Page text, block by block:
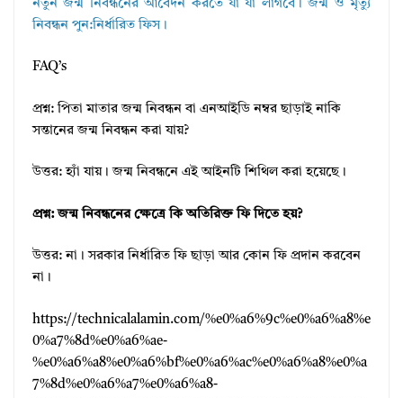
নতুন জন্ম নিবন্ধনের আবেদন করতে যা যা লাগবে।
জন্ম ও মৃত্যু
নিবন্ধন পুন:নির্ধারিত ফিস।
FAQ’s
প্রশ্ন: পিতা মাতার জন্ম নিবন্ধন বা এনআইডি নম্বর ছাড়াই নাকি
সন্তানের জন্ম নিবন্ধন করা যায়?
উত্তর: হ্যাঁ যায়। জন্ম নিবন্ধনে এই আইনটি শিথিল করা হয়েছে।
প্রশ্ন: জন্ম নিবন্ধনের ক্ষেত্রে কি অতিরিক্ত ফি দিতে হয়?
উত্তর: না। সরকার নির্ধারিত ফি ছাড়া আর কোন ফি প্রদান করবেন
না।
https://technicalalamin.com/%e0%a6%9c%e0%a6%a8%e
0%a7%8d%e0%a6%ae-
%e0%a6%a8%e0%a6%bf%e0%a6%ac%e0%a6%a8%e0%a
7%8d%e0%a6%a7%e0%a6%a8-